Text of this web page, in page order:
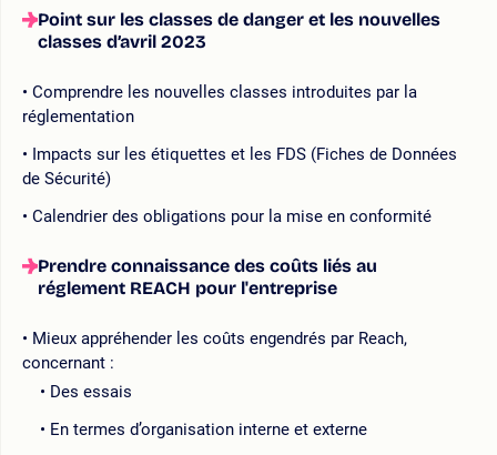
Point sur les classes de danger et les nouvelles
classes d’avril 2023
Comprendre les nouvelles classes introduites par la
réglementation
Impacts sur les étiquettes et les FDS (Fiches de Données
de Sécurité)
Calendrier des obligations pour la mise en conformité
Prendre connaissance des coûts liés au
réglement REACH pour l'entreprise
Mieux appréhender les coûts engendrés par Reach,
concernant :
Des essais
En termes d’organisation interne et externe